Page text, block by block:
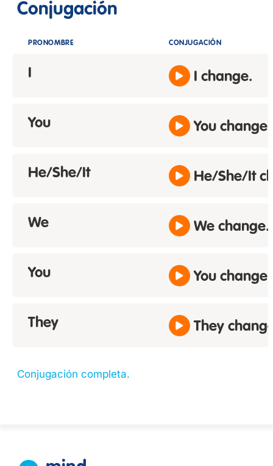
Conjugación
PRONOMBRE CONJUGACIÓN
I I change.
You You change.
He/She/It He/She/It
We We change.
You You change.
They They
Conjugación completa.